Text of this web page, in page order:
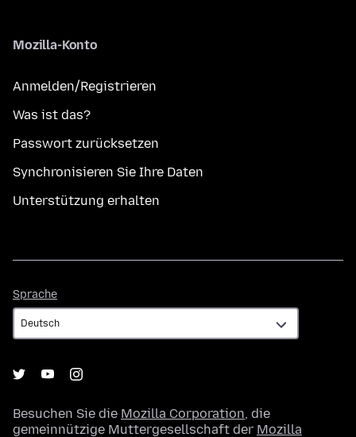
Mozilla-Konto
Anmelden/Registrieren
Was ist das?
Passwort zurücksetzen
Synchronisieren Sie Ihre Daten
Unterstützung erhalten
Sprache
Besuchen Sie die Mozilla Corporation, die
gemeinnützige Muttergesellschaft der Mozilla